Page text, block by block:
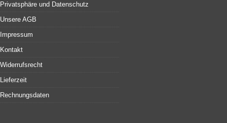
Privatsphäre und Datenschutz
Unsere AGB
Impressum
Kontakt
Widerrufsrecht
Lieferzeit
Rechnungsdaten